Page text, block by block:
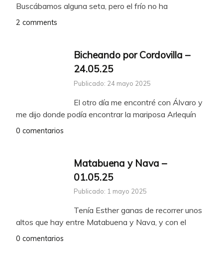
Buscábamos alguna seta, pero el frío no ha
2 comments
Bicheando por Cordovilla –
24.05.25
Publicado: 24 mayo 2025
El otro día me encontré con Álvaro y
me dijo donde podía encontrar la mariposa Arlequín
0 comentarios
Matabuena y Nava –
01.05.25
Publicado: 1 mayo 2025
Tenía Esther ganas de recorrer unos
altos que hay entre Matabuena y Nava, y con el
0 comentarios